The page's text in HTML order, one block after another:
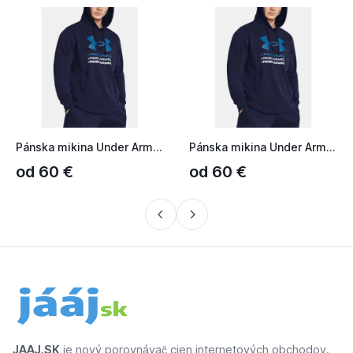
Pánska mikina Under Armour UA Rival Terry Graphic Hood - Blu...
od 60 €
Pánska mikina Under Armour UA Rival Terry Graphic Hood - Blu...
od 60 €
JAAJ.SK je nový porovnávač cien internetových obchodov.